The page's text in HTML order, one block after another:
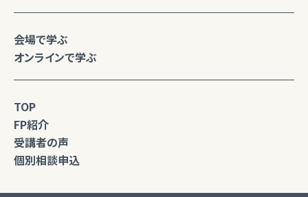
会場で学ぶ
オンラインで学ぶ
TOP
FP紹介
受講者の声
個別相談申込